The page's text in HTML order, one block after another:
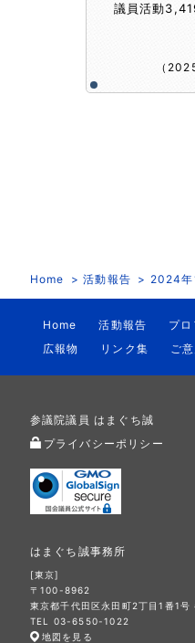
議員活動
（
Home 活動報告 2024年
Home 活動報告 プ
広報物
リンク集 ご
参議院議員 はまぐち誠
プライバシーポリシー
はまぐち誠事務所
[東京]
〒100-8962
東京都千代田区永田町2丁目1番1
TEL 03-6550-1022
地図を見る